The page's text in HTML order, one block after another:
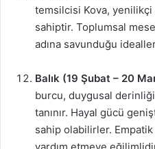
temsilcisi Kova,
sahiptir. Toplumsal
adına savunduğu
Balık (19 Şubat – 20
burcu, duygusal
tanınır. Hayal gücü
sahip olabilirler. Empatik